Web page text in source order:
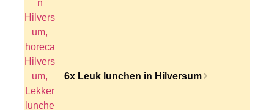
6x Leuk lunchen in Hilversum